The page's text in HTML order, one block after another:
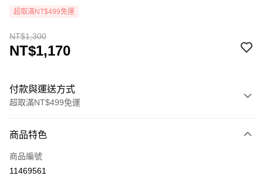
超取滿NT$499免運
NT$1,300
NT$1,170
付款與運送方式
超取滿NT$499免運
icash Pay
信用卡一次付款
商品特色
商品編號
11469561